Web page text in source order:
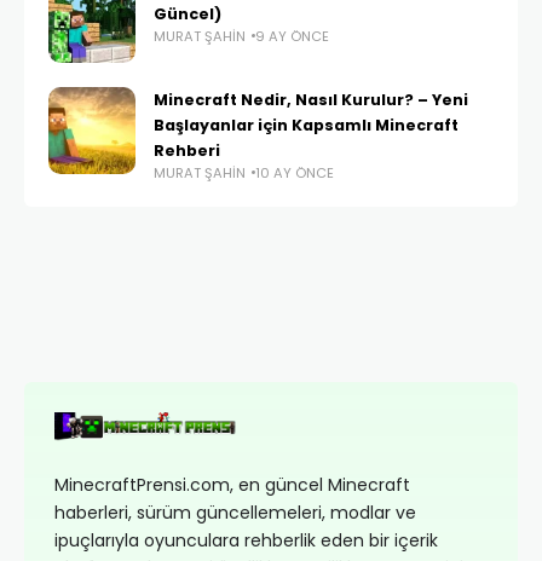
Güncel)
MURAT ŞAHIN 9 AY ÖNCE
Minecraft Nedir, Nasıl Kurulur? – Yeni
Başlayanlar için Kapsamlı Minecraft
Rehberi
MURAT ŞAHIN 10 AY ÖNCE
MinecraftPrensi.com, en güncel Minecraft
haberleri, sürüm güncellemeleri, modlar ve
ipuçlarıyla oyunculara rehberlik eden bir içerik